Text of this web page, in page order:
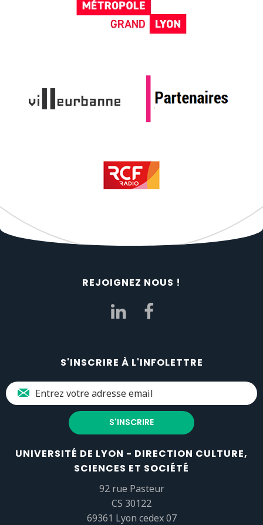
REJOIGNEZ NOUS !
S'INSCRIRE À L'INFOLETTRE
UNIVERSITÉ DE LYON - DIRECTION CULTURE,
SCIENCES ET SOCIÉTÉ
92 rue Pasteur
CS 30122
69361 Lyon cedex 07